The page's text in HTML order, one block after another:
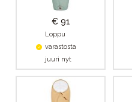
€ 91
Loppu
varastosta
juuri nyt